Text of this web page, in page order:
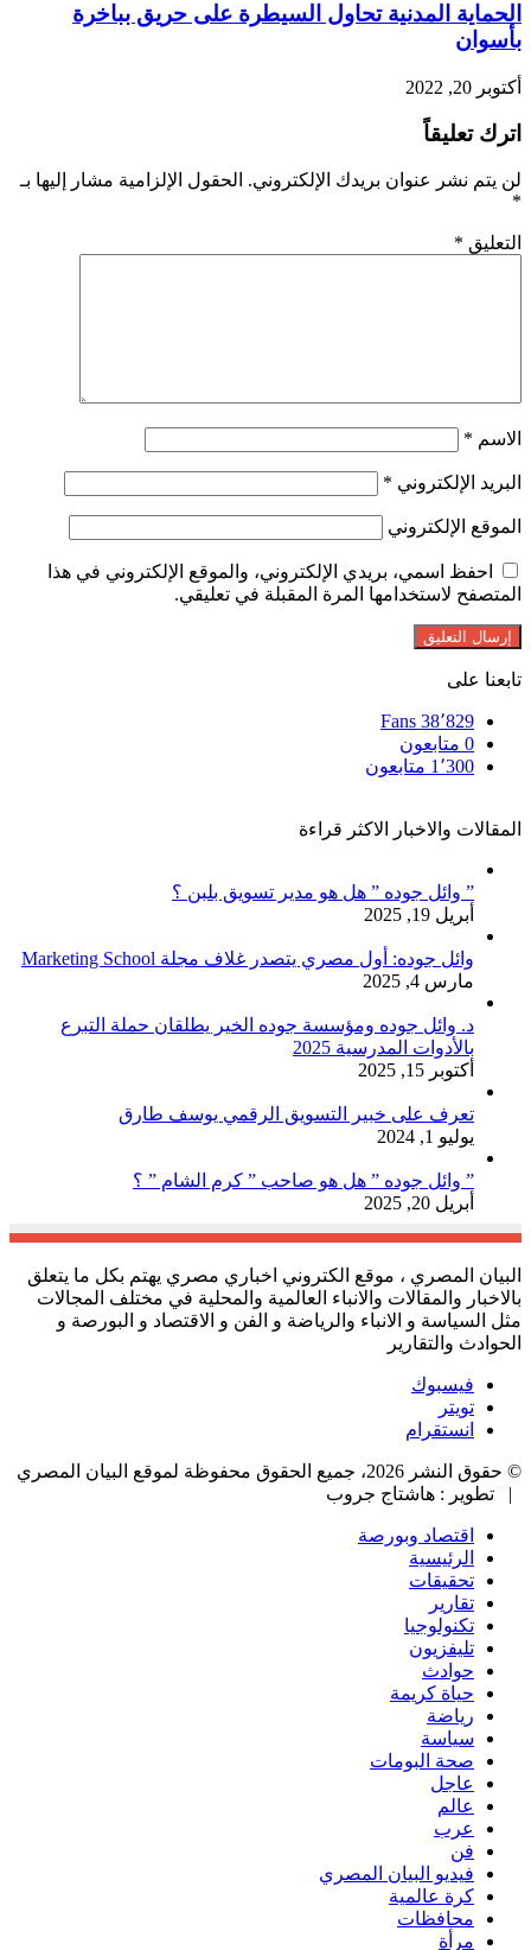
الحماية المدنية تحاول السيطرة على حريق بباخرة
بأسوان
أكتوبر 20, 2022
اترك تعليقاً
لن يتم نشر عنوان بريدك الإلكتروني. الحقول الإلزامية مشار إليها بـ
*
التعليق *
الاسم *
البريد الإلكتروني *
الموقع الإلكتروني
احفظ اسمي، بريدي الإلكتروني، والموقع الإلكتروني في هذا
المتصفح لاستخدامها المرة المقبلة في تعليقي.
تابعنا على
38٬829 Fans
0 متابعون
1٬300 متابعون
المقالات والاخبار الاكثر قراءة
” وائل جوده ” هل هو مدير تسويق بلبن ؟
أبريل 19, 2025
وائل جوده: أول مصري يتصدر غلاف مجلة Marketing School
مارس 4, 2025
د. وائل جوده ومؤسسة جوده الخير يطلقان حملة التبرع
بالأدوات المدرسية 2025
أكتوبر 15, 2025
تعرف على خبير التسويق الرقمي يوسف طارق
يوليو 1, 2024
” وائل جوده ” هل هو صاحب ” كرم الشام ” ؟
أبريل 20, 2025
البيان المصري ، موقع الكتروني اخباري مصري يهتم بكل ما يتعلق
بالاخبار والمقالات والانباء العالمية والمحلية في مختلف المجالات
مثل السياسة و الانباء والرياضة و الفن و الاقتصاد و البورصة و
الحوادث والتقارير
فيسبوك
تويتر
انستقرام
© حقوق النشر 2026، جميع الحقوق محفوظة لموقع البيان المصري
| تطوير : هاشتاج جروب
اقتصاد وبورصة
الرئيسية
تحقيقات
تقارير
تكنولوجيا
تليفزيون
حوادث
حياة كريمة
رياضة
سياسة
صحة البومات
عاجل
عالم
عرب
فن
فيديو البيان المصري
كرة عالمية
محافظات
مرأة